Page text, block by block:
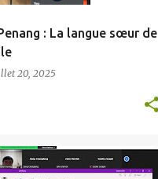
: La langue sœur de
20, 2025
CHINOIS +1